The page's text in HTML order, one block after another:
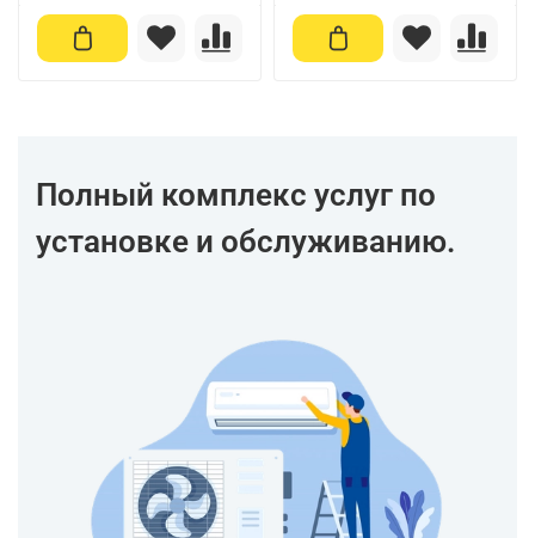
Полный комплекс услуг по
установке и обслуживанию.